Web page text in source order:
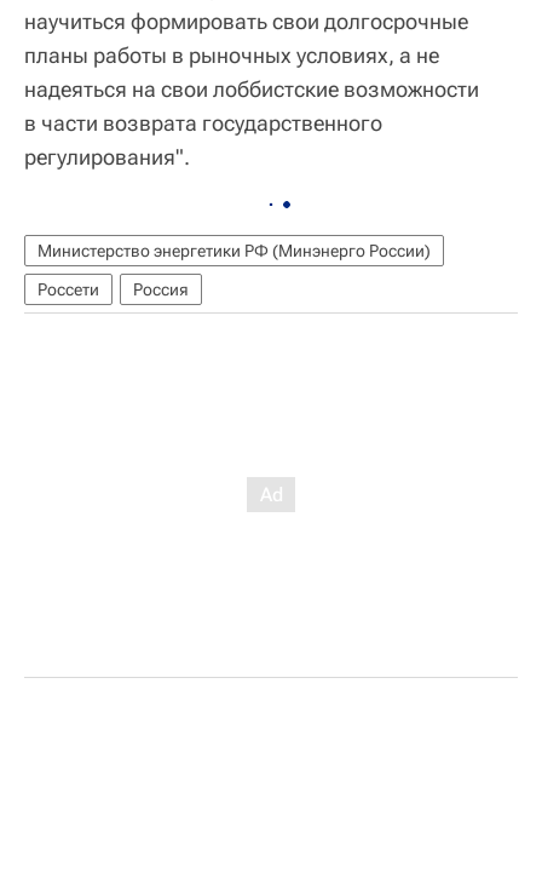
научиться формировать свои долгосрочные
планы работы в рыночных условиях, а не
надеяться на свои лоббистские возможности
в части возврата государственного
регулирования".
Министерство энергетики РФ (Минэнерго России)
Россети
Россия